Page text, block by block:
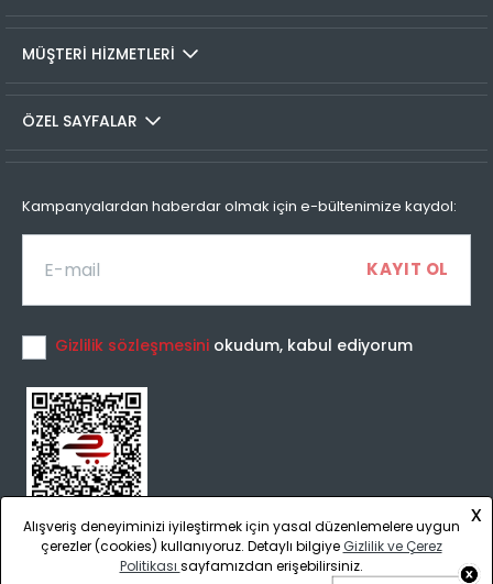
MÜŞTERİ HİZMETLERİ
ÖZEL SAYFALAR
Kampanyalardan haberdar olmak için e-bültenimize kaydol:
Gizlilik sözleşmesini okudum, kabul ediyorum
Alışveriş deneyiminizi iyileştirmek için yasal düzenlemelere uygun
çerezler (cookies) kullanıyoruz. Detaylı bilgiye Gizlilik ve Çerez
Politikası sayfamızdan erişebilirsiniz.
x